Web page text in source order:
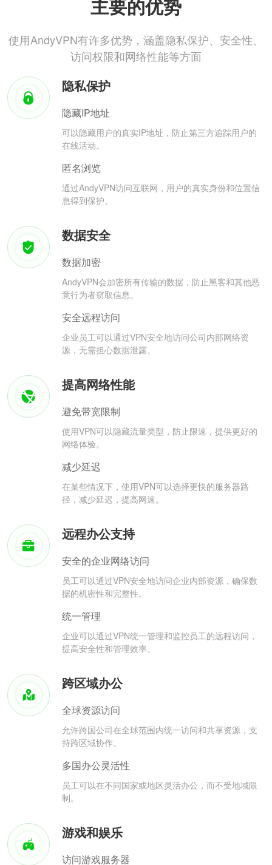
主要的优势
使用AndyVPN有许多优势，涵盖隐私保护、安全性、
访问权限和网络性能等方面
隐私保护
隐藏IP地址
可以隐藏用户的真实IP地址，防止第三方追踪用户的
在线活动。
匿名浏览
通过AndyVPN访问互联网，用户的真实身份和位置信
息得到保护。
数据安全
数据加密
AndyVPN会加密所有传输的数据，防止黑客和其他恶
意行为者窃取信息。
安全远程访问
企业员工可以通过VPN安全地访问公司内部网络资
源，无需担心数据泄露。
提高网络性能
避免带宽限制
使用VPN可以隐藏流量类型，防止限速，提供更好的
网络体验。
减少延迟
在某些情况下，使用VPN可以选择更快的服务器路
径，减少延迟，提高网速。
远程办公支持
安全的企业网络访问
员工可以通过VPN安全地访问企业内部资源，确保数
据的机密性和完整性。
统一管理
企业可以通过VPN统一管理和监控员工的远程访问，
提高安全性和管理效率。
跨区域办公
全球资源访问
允许跨国公司在全球范围内统一访问和共享资源，支
持跨区域协作。
多国办公灵活性
员工可以在不同国家或地区灵活办公，而不受地域限
制。
游戏和娱乐
访问游戏服务器